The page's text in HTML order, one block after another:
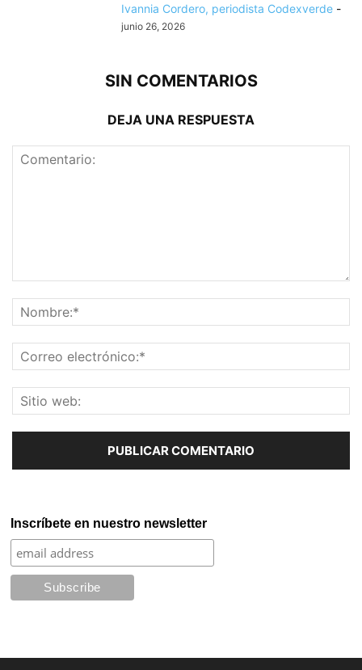
Ivannia Cordero, periodista Codexverde -
junio 26, 2026
SIN COMENTARIOS
DEJA UNA RESPUESTA
Inscríbete en nuestro newsletter